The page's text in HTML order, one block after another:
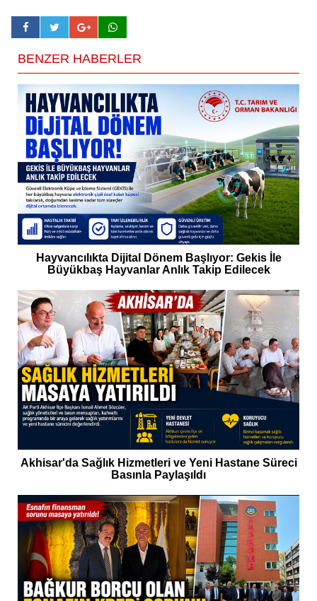
BENZER HABERLER
Hayvancılıkta Dijital Dönem Başlıyor: Gekis İle
Büyükbaş Hayvanlar Anlık Takip Edilecek
Akhisar'da Sağlık Hizmetleri ve Yeni Hastane Süreci
Basınla Paylaşıldı